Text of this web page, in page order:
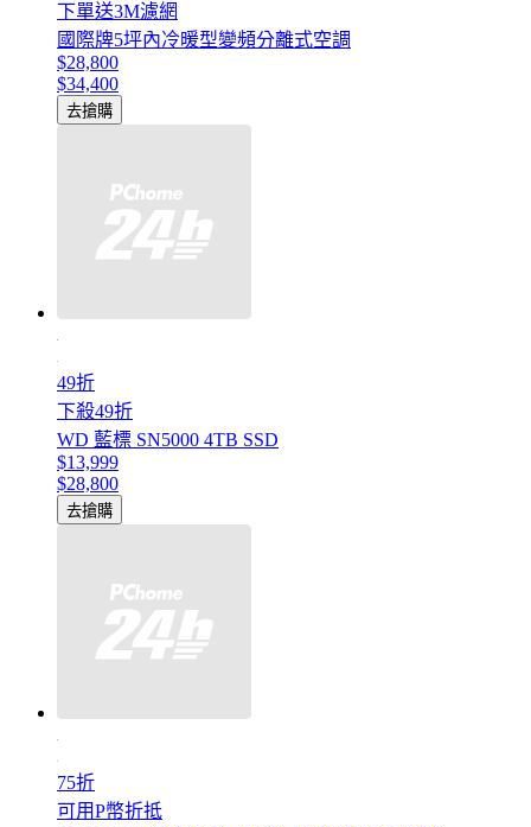
下單送3M濾網
國際牌5坪內冷暖型變頻分離式空調
$28,800
$34,400
去搶購
49折
下殺49折
WD 藍標 SN5000 4TB SSD
$13,999
$28,800
去搶購
75折
可用P幣折抵